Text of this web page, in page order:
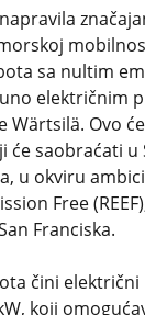
sa nultim
električnim
Wärtsilä. Ovo
će saobraćati u
u okviru
Free
Franciska.
čini električni
koji